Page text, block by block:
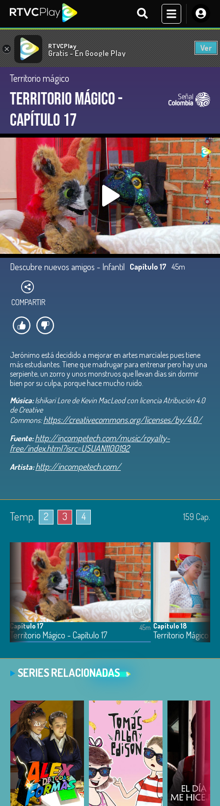
× RTVCPlay
Gratis - En Google Play
Ver
Territorio mágico
Territorio Mágico -
Capítulo 17
Descubre nuevos amigos - Infantil Capítulo 17 45m
COMPARTIR
Jerónimo está decidido a mejorar en artes marciales pues tiene
más estudiantes. Tiene que madrugar para entrenar pero hay una
serpiente, un zorro y unos monstruos que llevan días sin dormir
bien por su culpa, porque hace mucho ruido.
Música:Ishikari Lore de Kevin MacLeod con licencia Atribución 4.0
de Creative
Commons:https://creativecommons.org/licenses/by/4.0/
Fuente: http://incompetech.com/music/royalty-
free/index.html?isrc=USUAN1100192
Artista: http://incompetech.com/
Temp. 2 3 4 159 Cap.
Capítulo 17
Territorio Mágico - Capítulo 17
45m Capítulo 18
Territorio Mágico -
SERIES RELACIONADAS
ESCUCHAR ESCUCHAR